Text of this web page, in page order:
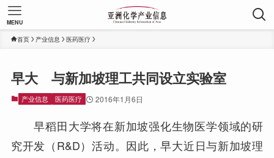
MENU
首页 产业信息 医药医疗
早大 与新加坡理工共同设立实验室
产业信息 医药医疗 2016年1月6日
早稻田大学将在新加坡强化生物医学领域的研
究开发（R&D）活动。因此，早大近日与新加坡理